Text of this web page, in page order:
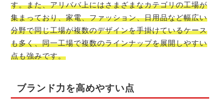
す。また、アリババ上にはさまざまなカテゴリの工場が
集まっており、家電、ファッション、日用品など幅広い
分野で同じ工場が複数のデザインを手掛けているケース
も多く、同一工場で複数のラインナップを展開しやすい
点も強みです。
ブランド力を高めやすい点